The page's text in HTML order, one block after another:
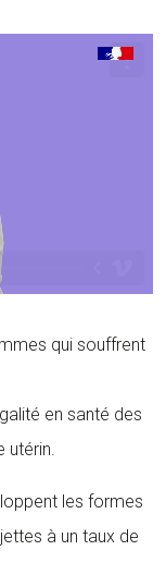
qui souffrent
en santé des
utérin.
les formes
à un taux de